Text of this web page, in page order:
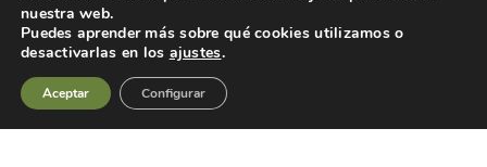
Cosmética e Higiene
Venta a granel
nuestra web.
Puedes aprender más sobre qué cookies utilizamos o
desactivarlas en los ajustes.
Aceptar Configurar